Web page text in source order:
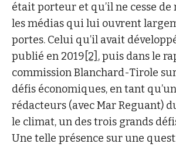
était porteur et qu’il ne cesse
les médias qui lui ouvrent
portes. Celui qu’il avait
publié en 2019 [2] , puis dans le
commission Blanchard-Tirole
défis économiques, en tant
rédacteurs (avec Mar Reguant)
le climat, un des trois grands
Une telle présence sur une